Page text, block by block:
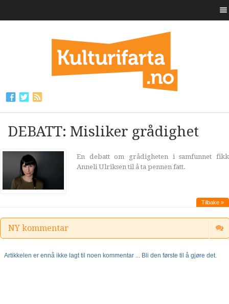
DEBATT: Misliker grådighet
En debatt om grådigheten i samfunnet fikk
Anneli Ulriksen til å ta pennen fatt.
Tilbake »
NY kommentar
Artikkelen er ennå ikke lagt til noen kommentar ... Bli den første til å gjøre det.